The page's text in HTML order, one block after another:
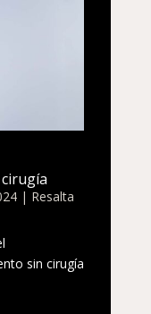
| Resalta
sin cirugía